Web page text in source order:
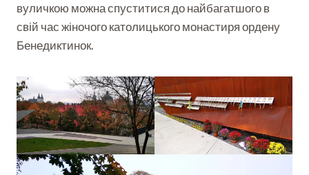
вуличкою можна спуститися до найбагатшого в
свій час жіночого католицького монастиря ордену
Бенедиктинок.